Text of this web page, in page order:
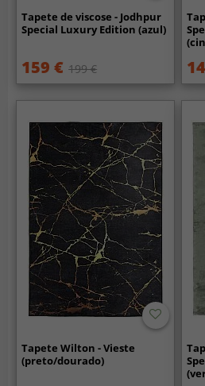
Tapete de viscose - Jodhpur
Special Luxury Edition (azul)
159 € 199 €
Tapete Wilton - Vieste
(preto/dourado)